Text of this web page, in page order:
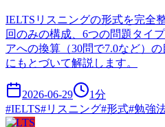
IELTSリスニングの形式を完全
回のみの構成、6つの問題タイ
アへの換算（30問で7.0など）
にもとづいて解説します。
2026-06-29 1分
#IELTS#リスニング#形式#勉強
IELTS